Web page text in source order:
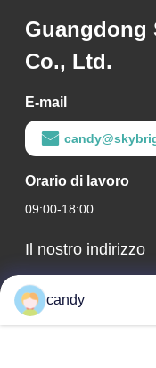
Guangdong
Co., Ltd.
E-mail
Orario di lavoro
09:00-18:00
Il nostro indirizzo
Indirizzo Azienda
RM. 1601-1603, 1606-
ZUMIAO,
candy